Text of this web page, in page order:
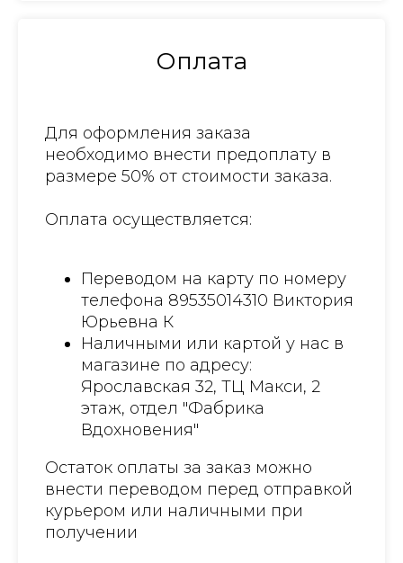
Оплата
Для оформления заказа
необходимо внести предоплату в
размере 50% от стоимости заказа.
Оплата осуществляется:
Переводом на карту по номеру
телефона 89535014310 Виктория
Юрьевна К
Наличными или картой у нас в
магазине по адресу:
Ярославская 32, ТЦ Макси, 2
этаж, отдел "Фабрика
Вдохновения"
Остаток оплаты за заказ можно
внести переводом перед отправкой
курьером или наличными при
получении